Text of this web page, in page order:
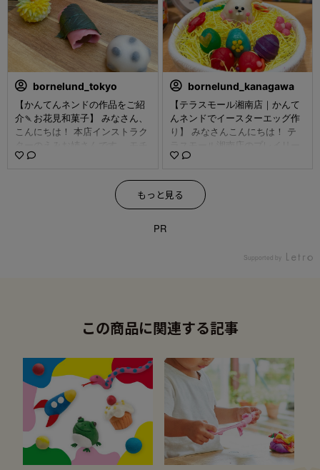
てのどうぐセットで作りました
🍈 完成した作品は現在開催中の
新宿高島屋POP-UP SHOPにて
展開中です！ ぜひみなさんも挑
戦してみてくださいね♪ #ボーネ
ルンド #bornelund #知育玩具
おもちゃ #指先 #指先遊び #ね
んど #粘土 #粘土遊び #かんて
んネンド #2yearsold #3yearso
ld #4yearsold #5yearsold #ひ
#ひまわり畑 #sunflower #メロ
ン #メロンパフェ #アート #夏
さんのお月見🌕️🐇飾り」をご紹
介します。 ■用意するもの ・か
んてんネンド４色セット、黒
少々 ・プラスチック、または、
ガラスの蓋付き透明容器 ・色紙
（ふたに敷きます） ・ラフィア
茶色の画用紙、色紙、麻ひも、
モールなどでもOK ■作り方 ①
月🌕(写真📷2枚目) ボトルを逆さ
まにして、内側に青のねんど
グリと穴をあけながら、薄く貼
り付けます。 ②うさぎ🐇(写真
📷3枚目) 白のねんどで、うさぎ
ぺにのせます。ごま大に丸めた
さにしたら根元を余っているラ
いていきます。 ラフィアがない
場合は、茶色の色画用紙、色
紙、麻ひもを細く割いたり、 モ
ールを使ってもいいかと思いま
す。 ⑤すすきの土台 赤、青、
黄色のねんどを混ぜて丸めた
ら、ススキを差し込みます。
⑥ふた ふたの大きさに切った
bornelund_tokyo
【かんてんネンドの作品をご紹
介🍡お花見和菓子】 みなさん、
こんにちは！ 本店インストラク
ターのえみお姉さんです。 モチ
モチの感触が気持ち良い、かん
温かさで柔らかく伸びてくれま
す。 本日は、 『かんてんネン
ドstudioメイク・マイ カフェセ
ク色のお餅は両端をフライ返し
で真っ直ぐにカットして 葉っぱ
あんこをお餅で包んで、さらに
葉っぱで包んだら完成！ pic4.
🪷練り切り 丸いお団子を作った
ら、周りをハサミでチョキチョ
キ✂️ メイン・マイ カフェセッ
トにハサミは入っていないので
お店では『かんてんネンドstudi
oはじめてのどうぐセット』 に
bornelund_kanagawa
【テラスモール湘南店｜かんて
んネンドでイースターエッグ作
り】 みなさんこんにちは！ テ
ラスモール湘南店のプレイリー
ダーです。 4月に入り、春の暖
た。 今年の4/20(日)はイースタ
ーの日🐰 かんてんネンドを使っ
て、イースターエッグを作って
り、模様をつけてみたり。 オリ
するのも楽しいですね。 ぜひ挑
戦してみてください♪ #ボーネル
ーネルンドあそびのせかい #知
育玩具 #知育 #知育おもちゃ #
かんてんネンド #ねんど #指先
遊び #イースター #こどもとお
でかけ#子育て#子どものいる暮
らし#テラスモール湘南 #湘南ラ
イフ #海を感じる暮らし
もっと見る
PR
Supported by
この商品に関連する記事